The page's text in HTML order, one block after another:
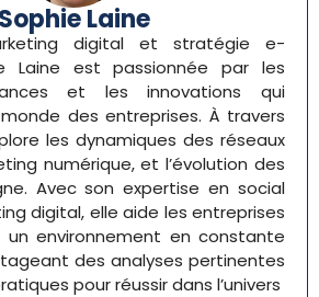
Sophie Laine
digital et stratégie e-
Laine est passionnée par les
et les innovations qui
des entreprises. À travers
les dynamiques des réseaux
numérique, et l’évolution des
Avec son expertise en social
digital, elle aide les entreprises
un environnement en constante
des analyses pertinentes
pour réussir dans l’univers